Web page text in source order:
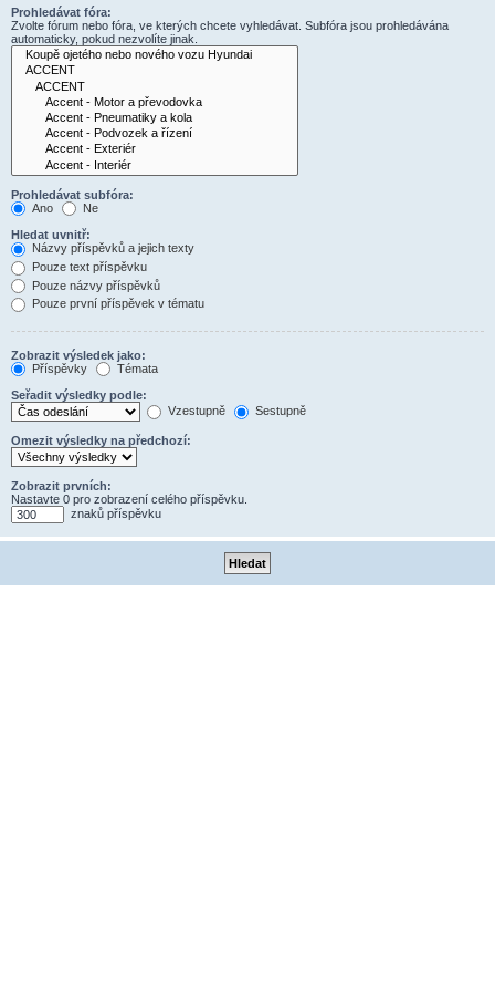
Prohledávat fóra:
Zvolte fórum nebo fóra, ve kterých chcete vyhledávat. Subfóra jsou prohledávána
automaticky, pokud nezvolíte jinak.
Prohledávat subfóra:
Ano
Ne
Hledat uvnitř:
Názvy příspěvků a jejich texty
Pouze text příspěvku
Pouze názvy příspěvků
Pouze první příspěvek v tématu
Zobrazit výsledek jako:
Příspěvky
Témata
Seřadit výsledky podle:
Vzestupně
Sestupně
Omezit výsledky na předchozí:
Zobrazit prvních:
Nastavte 0 pro zobrazení celého příspěvku.
znaků příspěvku